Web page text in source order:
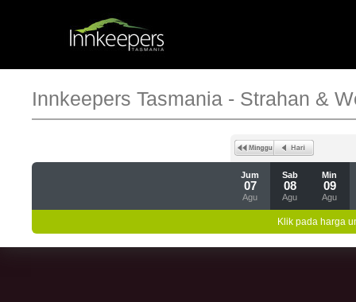
Innkeepers Tasmania - Strahan &
Jum
07
Agu
Sab
08
Agu
Min
09
Agu
Klik pada harga